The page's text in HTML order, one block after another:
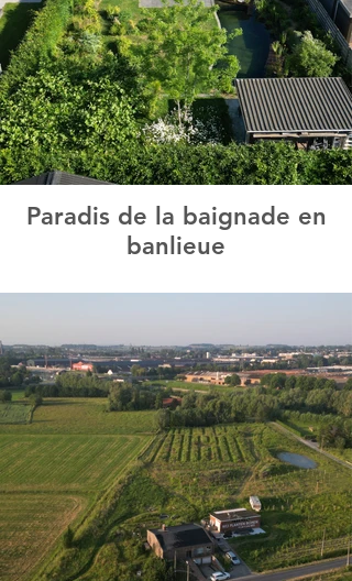
Paradis de la baignade en
banlieue